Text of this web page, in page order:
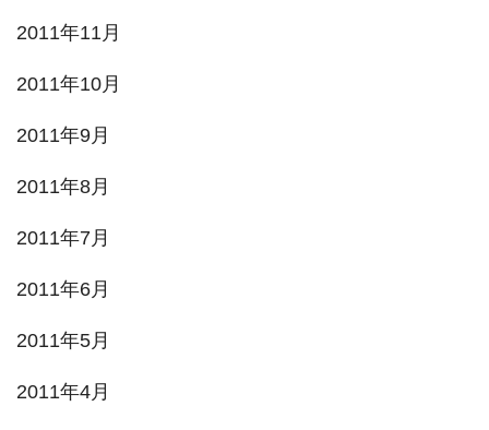
2011年11月
2011年10月
2011年9月
2011年8月
2011年7月
2011年6月
2011年5月
2011年4月